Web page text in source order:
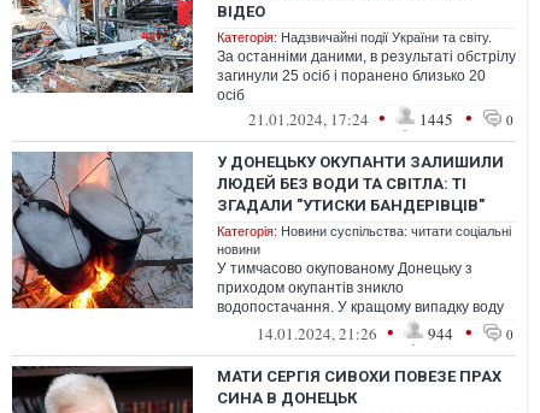
ВІДЕО
Категорія: Надзвичайні події України та світу.
За останніми даними, в результаті обстрілу
загинули 25 осіб і поранено близько 20
осіб
21.01.2024, 17:24 • 1445 • 0
У ДОНЕЦЬКУ ОКУПАНТИ ЗАЛИШИЛИ
ЛЮДЕЙ БЕЗ ВОДИ ТА СВІТЛА: ТІ
ЗГАДАЛИ "УТИСКИ БАНДЕРІВЦІВ"
Категорія: Новини суспільства: читати соціальні
новини
У тимчасово окупованому Донецьку з
приходом окупантів зникло
водопостачання. У кращому випадку воду
подають за графіком, проте часто її немає
14.01.2024, 21:26 • 944 • 0
МАТИ СЕРГІЯ СИВОХИ ПОВЕЗЕ ПРАХ
СИНА В ДОНЕЦЬК